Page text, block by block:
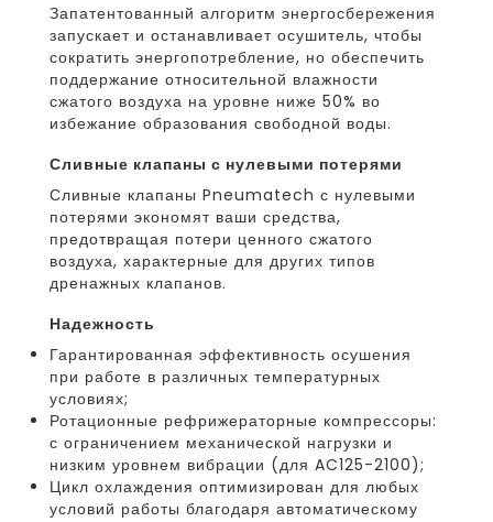
Запатентованный алгоритм энергосбережения
запускает и останавливает осушитель, чтобы
сократить энергопотребление, но обеспечить
поддержание относительной влажности
сжатого воздуха на уровне ниже 50% во
избежание образования свободной воды.
сливные клапаны с нулевыми потерями
Сливные клапаны Pneumatech с нулевыми
потерями экономят ваши средства,
предотвращая потери ценного сжатого
воздуха, характерные для других типов
дренажных клапанов.
надежность
Гарантированная эффективность осушения
при работе в различных температурных
условиях;
Ротационные рефрижераторные компрессоры:
с ограничением механической нагрузки и
низким уровнем вибрации (для AC125-2100);
Цикл охлаждения оптимизирован для любых
условий работы благодаря автоматическому